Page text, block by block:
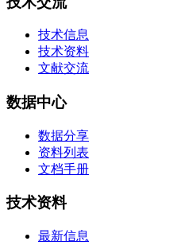
技术信息
技术资料
文献交流
数据中心
数据分享
资料列表
文档手册
技术资料
最新信息